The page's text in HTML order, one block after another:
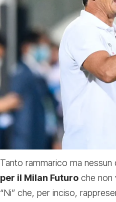
Tanto rammarico ma
per il Milan Futuro che non
“Ni” che, per inciso,